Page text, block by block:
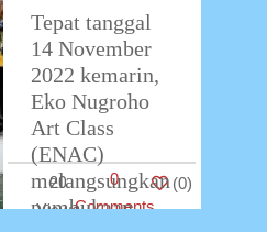
Tepat tanggal
14 November
2022 kemarin,
Eko Nugroho
Art Class
(ENAC)
melangsungkan
pembukaan
20
0
Comments
(0)